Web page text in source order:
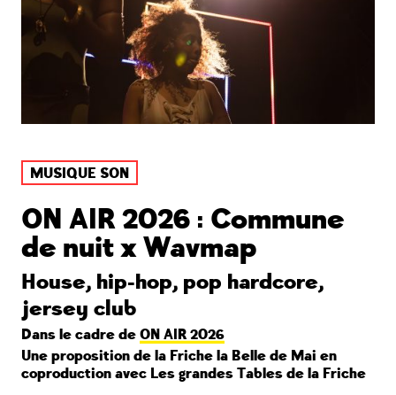
MUSIQUE SON
ON AIR 2026 : Commune
de nuit x Wavmap
House, hip-hop, pop hardcore,
jersey club
Dans le cadre de ON AIR 2026
Une proposition de la Friche la Belle de Mai en
coproduction avec Les grandes Tables de la Friche